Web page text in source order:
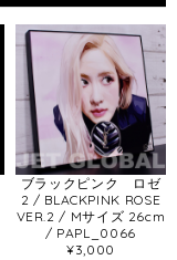
ブラックピンク ロゼ
2 / BLACKPINK ROSE
VER.2 / Mサイズ 26cm
/ PAPL_0066
¥3,000